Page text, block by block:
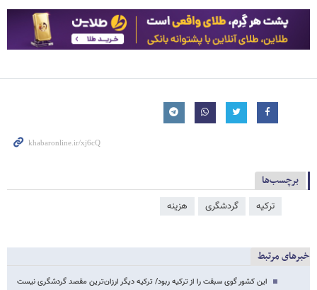
برچسب‌ها
ترکیه گردشگری هزینه
خبرهای مرتبط
این کشور گوی سبقت را از ترکیه ربود/ ترکیه دیگر ارزان‌ترین مقصد گردشگری نیست